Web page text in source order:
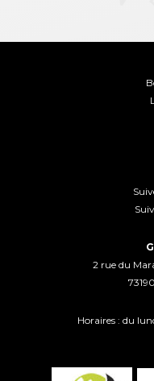
2 rue du
Horaires : du